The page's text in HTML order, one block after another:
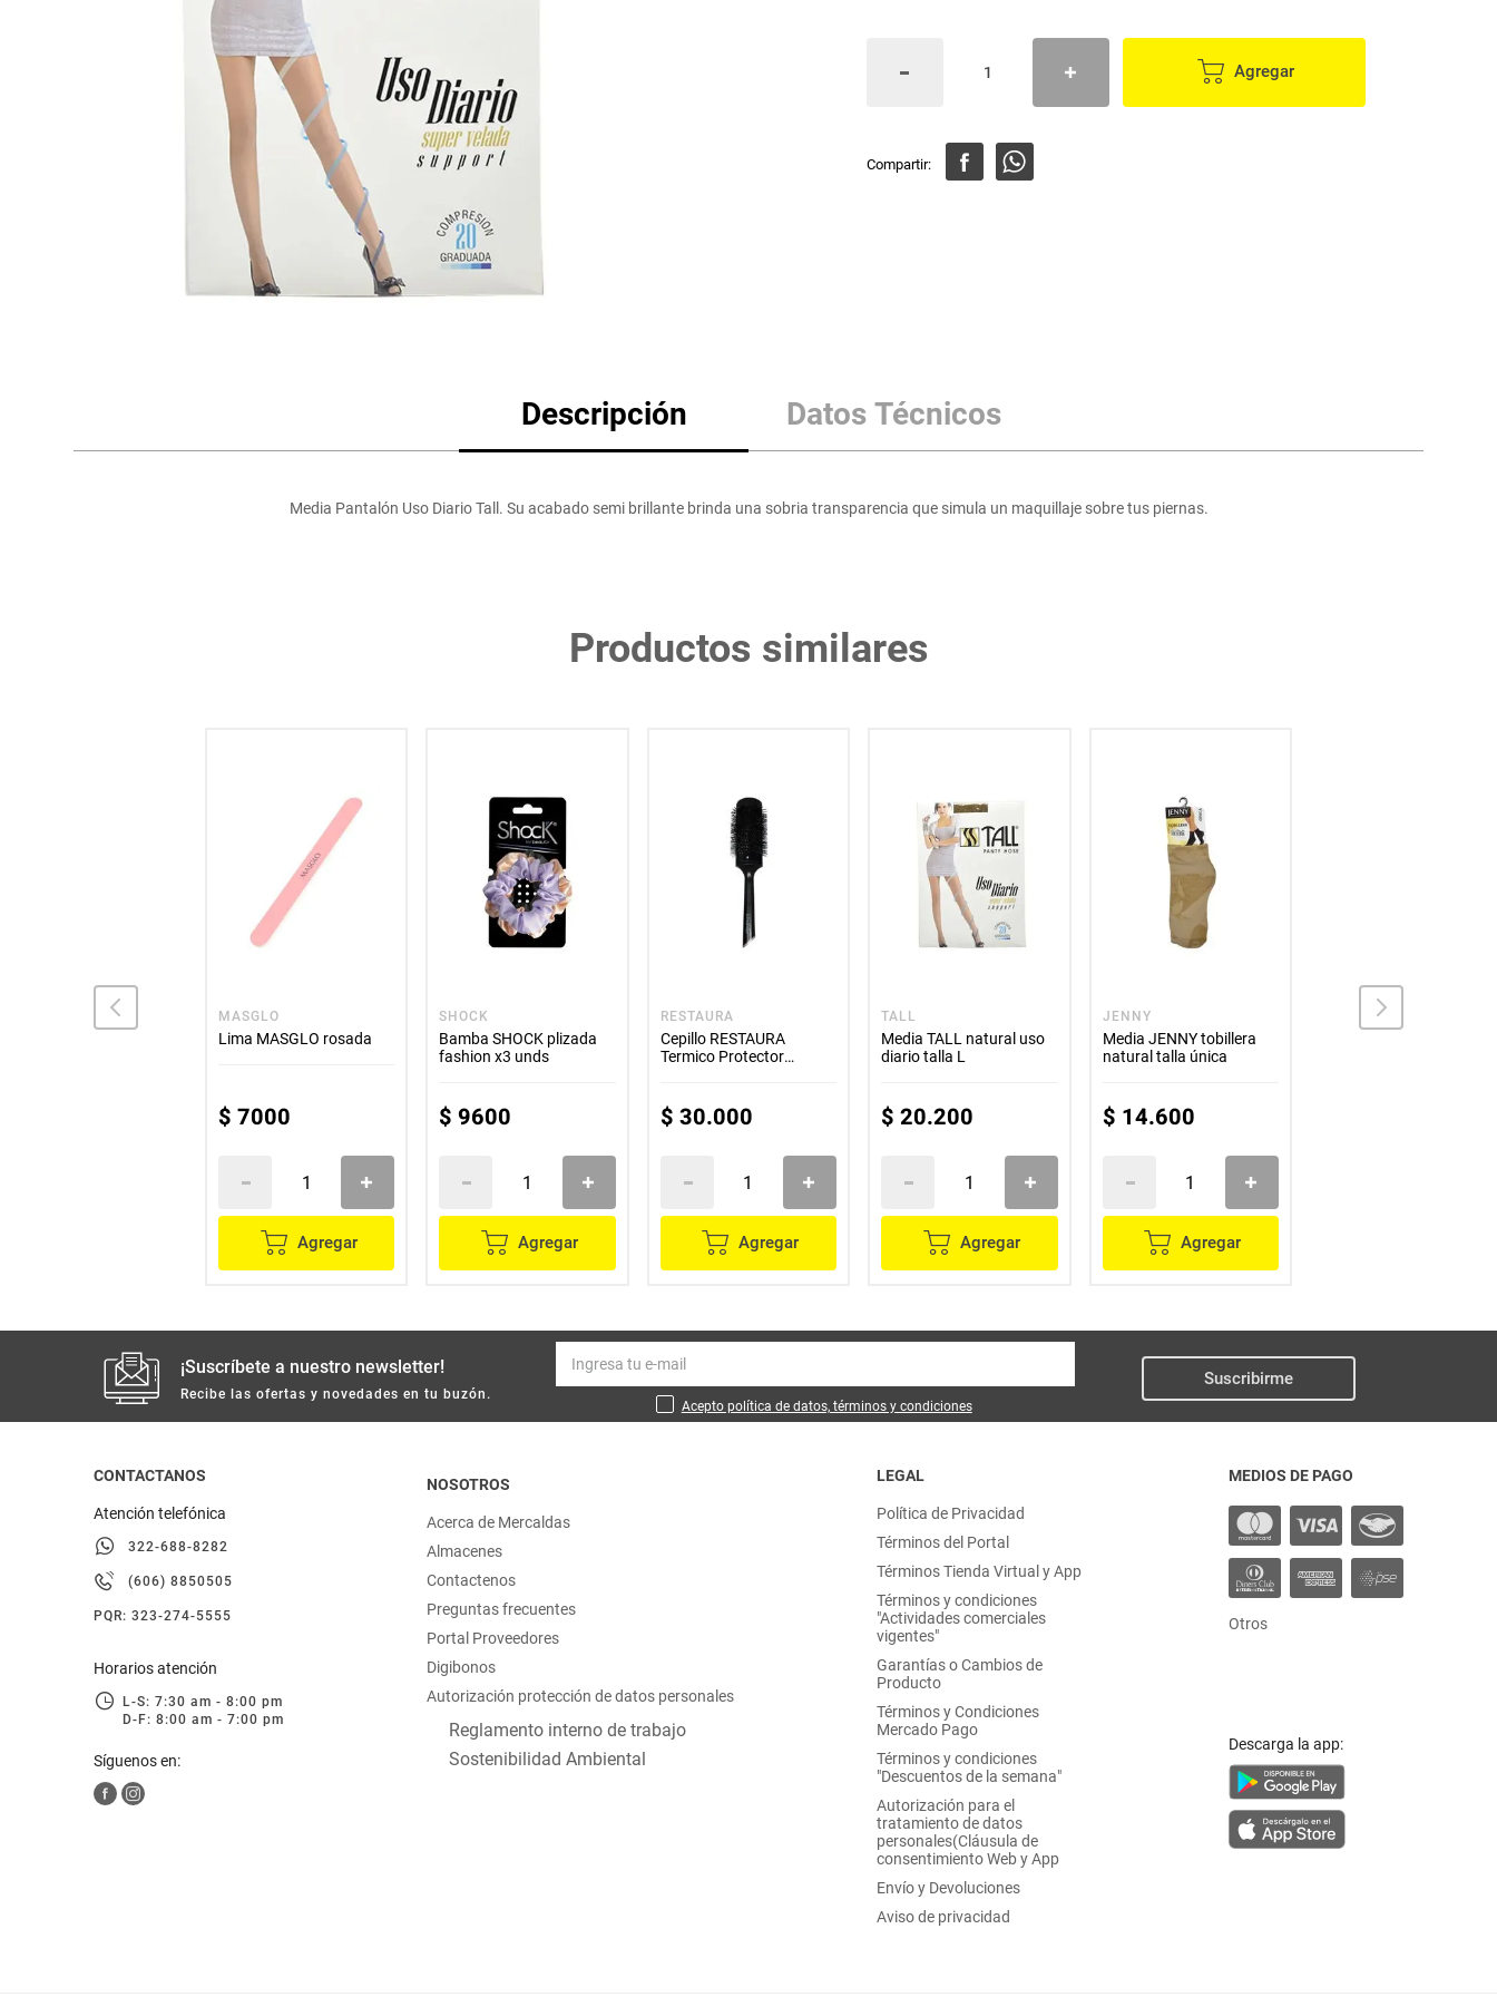
lácteos y refrigerados
otros
Agregar
Descripción Datos Técnicos
Media Pantalón Uso Diario Tall. Su acabado semi brillante brinda una sobria transparencia que simula un maquillaje sobre tus piernas.
Productos similares
MASGLO
Lima MASGLO rosada
$ 7000
Agregar
SHOCK
Bamba SHOCK plizada
fashion x3 unds
$ 9600
Agregar
RESTAURA
Cepillo RESTAURA
Termico Protector
$ 30.000
Agregar
TALL
Media TALL natural uso
diario talla L
$ 20.200
Agregar
JENNY
Media JENNY tobillera
natural talla única
$ 14.600
Agregar
¡Suscríbete a nuestro newsletter!
Recibe las ofertas y novedades en tu buzón.
Acepto política de datos, términos y condiciones
Suscribirme
CONTACTANOS
Atención telefónica
322-688-8282
(606) 8850505
PQR: 323-274-5555
Horarios atención
L-S: 7:30 am - 8:00 pm
D-F: 8:00 am - 7:00 pm
Síguenos en:
NOSOTROS
Acerca de Mercaldas
Almacenes
Contactenos
Preguntas frecuentes
Portal Proveedores
Digibonos
Autorización protección de datos personales
Reglamento interno de trabajo
Sostenibilidad Ambiental
LEGAL
Política de Privacidad
Términos del Portal
Términos Tienda Virtual y App
Términos y condiciones
"Actividades comerciales
vigentes"
Garantías o Cambios de
Producto
Términos y Condiciones
Mercado Pago
Términos y condiciones
"Descuentos de la semana"
Autorización para el
tratamiento de datos
personales(Cláusula de
consentimiento Web y App
Envío y Devoluciones
Aviso de privacidad
MEDIOS DE PAGO
Otros
Descarga la app: